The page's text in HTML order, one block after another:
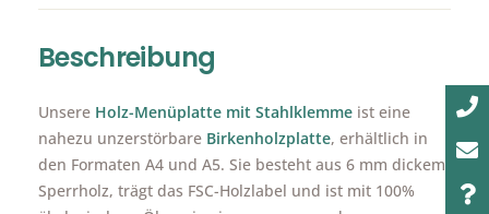
Beschreibung
Unsere Holz-Menüplatte mit Stahlklemme ist eine
nahezu unzerstörbare Birkenholzplatte, erhältlich in
den Formaten A4 und A5. Sie besteht aus 6 mm dickem
Sperrholz, trägt das FSC-Holzlabel und ist mit 100%